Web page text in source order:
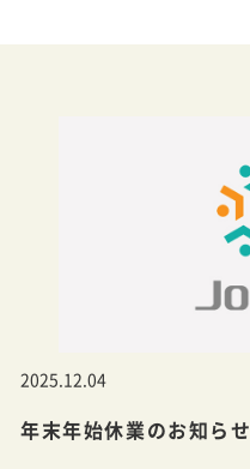
2025.12.04
年末年始休業のお知らせ